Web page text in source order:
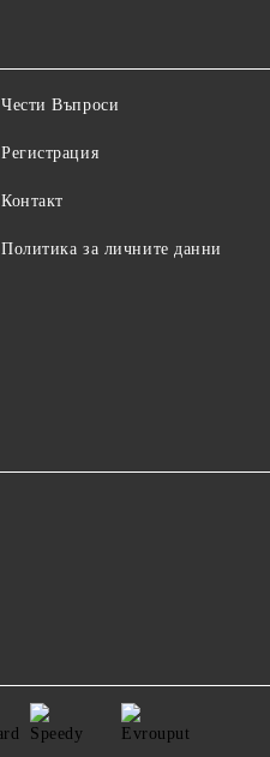
Чести Въпроси
Регистрация
Контакт
Политика за личните данни